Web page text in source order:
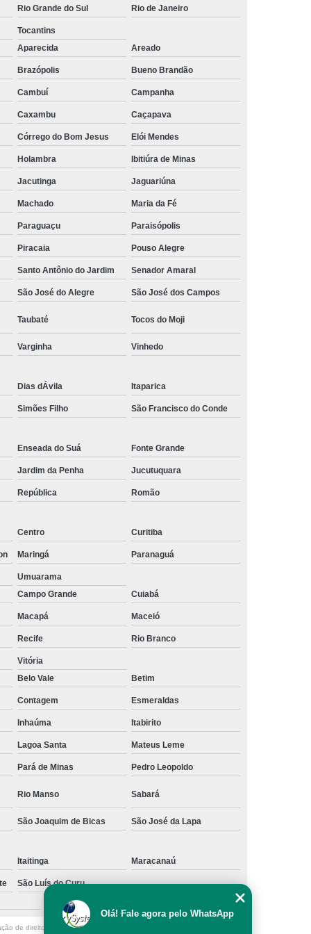
Rastreador Gps para Caminhão
para Caminhão Via Satélite
Rastreador Via Satélite para Caminhão
Sistema de Rastreamento de Caminhões
Especializada em Rastreador de Carro
Carro
Rastreador de Carro Belo Horizonte
Rastreador Gps para Carros
Rastreador Veicular para Carro
Rastreador Veicular para Frota
para Carros
Rastreador de Carros
em Carro
Rastreador Gps Carro
no Carro
Rastreador para Carro
Rastreador para Colocar no Carro
Empresa de Rastreamento de Automóveis
Carros
Rastreamento Carros Via Satélite
Rastreamento de Carros e Caminhões
Rastreamento de Carros Minas Gerais
Rastreamento de Carros Via Satélite
Gestão de Frotas Rastreamento
Rastreamento de Frota Veicular
Rastreamento de Frotas com Tecnologia Gps
Rastreamento e Gestão de Frotas
Frotas
Rastreamento Frota Gps
Empresa de Rastreamento de Carros
Empresa de Rastreamento Veicular
Veicular Belo Horizonte
Veicular Minas Gerais
de Rastreamento Veicular
Rastreamento Automotivo
e Monitoramento Veicular
Fadiga
Detector de Fadiga do Motorista
Sensor Anti Fadiga
Sensor de Fadiga
Sensor de Fadiga para Caminhões
Camera Veicular Gravador
Gravador de Imagens Veiculares
Digital Veicular Gravador Dvr Veicular
Rio Grande do Sul Rio de Janeiro
Tocantins
Aparecida Areado
Brazópolis Bueno Brandão
Cambuí Campanha
Caxambu Caçapava
Córrego do Bom Jesus Elói Mendes
Holambra Ibitiúra de Minas
Jacutinga Jaguariúna
Machado Maria da Fé
Paraguaçu Paraisópolis
Piracaia Pouso Alegre
Santo Antônio do Jardim Senador Amaral
São José do Alegre São José dos Campos
Taubaté Tocos do Moji
Varginha Vinhedo
Dias dÁvila Itaparica
Simões Filho São Francisco do Conde
Enseada do Suá Fonte Grande
Jardim da Penha Jucutuquara
República Romão
Centro Curitiba
Maringá Paranaguá
Umuarama
Campo Grande Cuiabá
Macapá Maceió
Recife Rio Branco
Vitória
Belo Vale Betim
Contagem Esmeraldas
Inhaúma Itabirito
Lagoa Santa Mateus Leme
Pará de Minas Pedro Leopoldo
Rio Manso Sabará
São Joaquim de Bicas São José da Lapa
Itaitinga Maracanaú
São Luís do Curu
Zona Sul
de direito autoral – artigo 184 do Código Penal –
Olá! Fale agora pelo WhatsApp